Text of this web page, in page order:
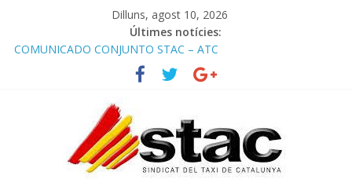
Dilluns, agost 10, 2026
Últimes notícies:
COMUNICADO CONJUNTO STAC – ATC
Comunicado STAC/ ATC de la reunión con los Mossos d
‘Esquadra del aeropuerto de Barcelona.
Programa de Radio TAXI LIBRE 29.07.2026 en COOLTURA FM.
STAC/ATC SOLICITAN TAULA TÈCNICA PARA MEJORAR LA
OPERATIVA DE ENTRADA EN EL PUERTO DE BARCELONA.
Programa de Radio TAXI LIBRE 22.07.2026 en COOLTURA FM.